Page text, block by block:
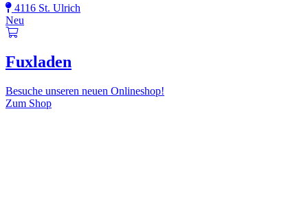
4116 St. Ulrich
Neu
Fuxladen
Besuche unseren neuen Onlineshop!
Zum Shop